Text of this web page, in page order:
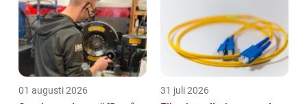
01 augusti 2026 31 juli 2026